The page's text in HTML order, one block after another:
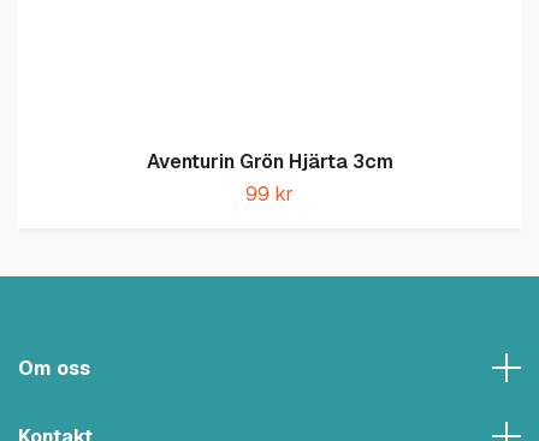
Aventurin Grön Hjärta 3cm
99 kr
Om oss